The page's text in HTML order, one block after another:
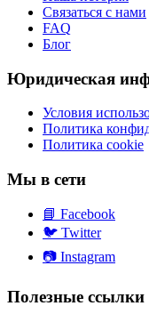
Связаться с нами
FAQ
Блог
Юридическая
Условия
Политика
Политика cookie
Мы в сети
📘 Facebook
🐦 Twitter
📷 Instagram
Полезные ссылки